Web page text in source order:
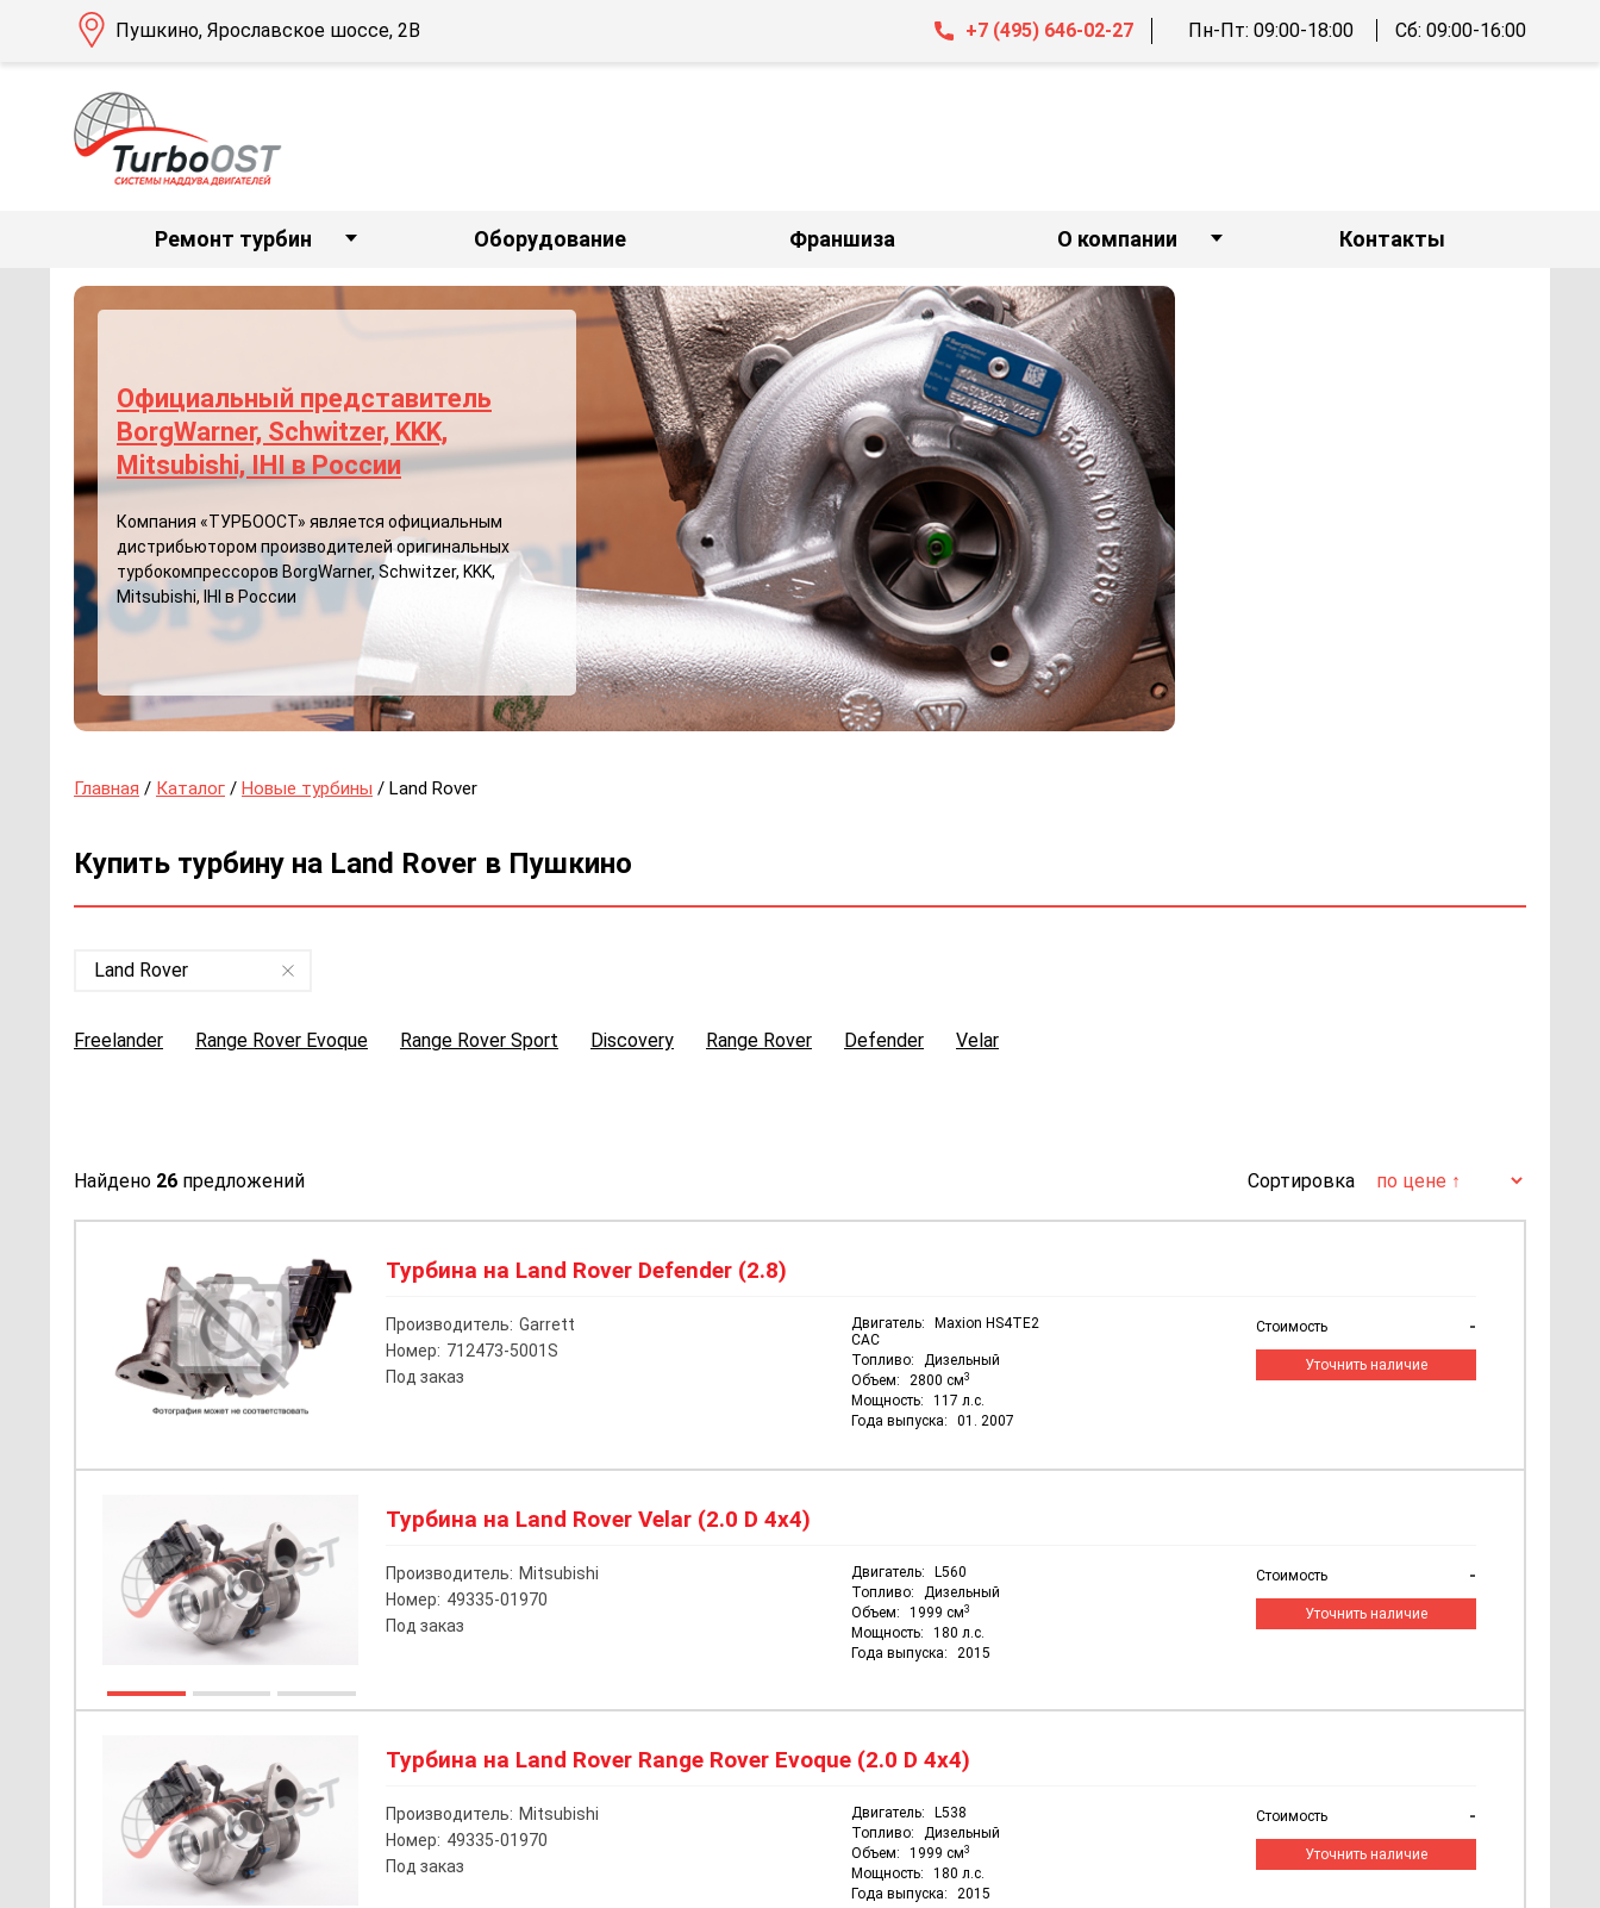
Ремонт турбин Оборудование Франшиза О компании Контакты
Пушкино, Ярославское шоссе, 2В +7 (495) 646-02-27 Пн-Пт: 09:00-18:00 Cб: 09:00-16:00
Официальный представитель
BorgWarner, Schwitzer, KKK,
Mitsubishi, IHI в России
Компания «ТУРБООСТ» является официальным
дистрибьютором производителей оригинальных
турбокомпрессоров BorgWarner, Schwitzer, KKK,
Mitsubishi, IHI в России
Главная / Каталог / Новые турбины / Land Rover
Купить турбину на Land Rover в Пушкино
Land Rover
Freelander Range Rover Evoque Range Rover Sport Discovery Range Rover Defender Velar
Найдено 26 предложений Сортировка
Турбина на Land Rover Defender (2.8)
Производитель: Garrett
Номер: 712473-5001S
Под заказ
Двигатель:
Maxion HS4TE2
CAC
Топливо:
Дизельный
Объем:
2800 см3
Мощность:
117 л.с.
Года выпуска:
01. 2007
Стоимость -
Уточнить наличие
Турбина на Land Rover Velar (2.0 D 4x4)
Производитель: Mitsubishi
Номер: 49335-01970
Под заказ
Двигатель:
L560
Топливо:
Дизельный
Объем:
1999 см3
Мощность:
180 л.с.
Года выпуска:
2015
Стоимость -
Уточнить наличие
Турбина на Land Rover Range Rover Evoque (2.0 D 4x4)
Производитель: Mitsubishi
Номер: 49335-01970
Под заказ
Двигатель:
L538
Топливо:
Дизельный
Объем:
1999 см3
Мощность:
180 л.с.
Года выпуска:
2015
Стоимость -
Уточнить наличие